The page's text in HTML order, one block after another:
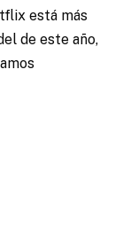
está más
de este año,